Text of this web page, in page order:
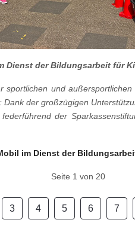
Dienst der Bildungsarbeit für
und
der großzügigen
der
im Dienst der
Seite 1 von 20
3 4 5 6 7